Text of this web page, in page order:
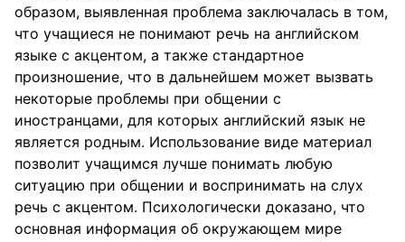
образом, выявленная проблема заключалась в том,
что учащиеся не понимают речь на английском
языке с акцентом, а также стандартное
произношение, что в дальнейшем может вызвать
некоторые проблемы при общении с
иностранцами, для которых английский язык не
является родным. Использование виде материал
позволит учащимся лучше понимать любую
ситуацию при общении и воспринимать на слух
речь с акцентом. Психологически доказано, что
основная информация об окружающем мире